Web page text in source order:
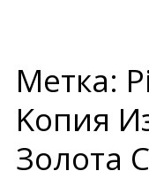
Метка:
Kопия
Золота